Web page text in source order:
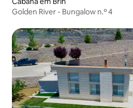
Golden River - Bungalow n.º 4